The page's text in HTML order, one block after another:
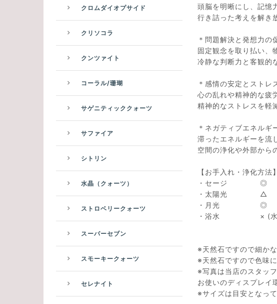
頭脳を明晰にし、記憶
行き詰った考えを解き
＊問題解決と発想力の
固定観念を取り払い、
冷静な判断力と客観的
＊感情の安定とストレ
心の乱れや精神的な疲
精神的なストレスを軽
＊ネガティブエネルギ
滞ったエネルギーを流
空間の浄化や外部から
【お手入れ・浄化方法】
・セージ ◎
・太陽光 △
・月光 ◎
・浴水 × (水に溶け
※天然石ですので細か
※天然石ですので色味
※写真は当店のスタッ
お使いのディスプレイ
※サイズは目安となっ
クロムダイオプサイド
クリソコラ
クンツァイト
コーラル/珊瑚
サゲニティッククォーツ
サファイア
シトリン
水晶（クォーツ）
ストロベリークォーツ
スーパーセブン
スモーキークォーツ
セレナイト